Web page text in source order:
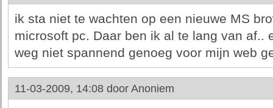
ik sta niet te wachten op een nieuwe MS
microsoft pc. Daar ben ik al te lang van af..
weg niet spannend genoeg voor mijn web
11-03-2009, 14:08 door Anoniem